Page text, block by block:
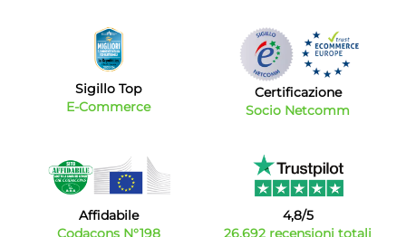
Sigillo Top
E-Commerce
Certificazione
Socio Netcomm
Affidabile
Codacons N°198
4,8/5
26.692 recensioni totali